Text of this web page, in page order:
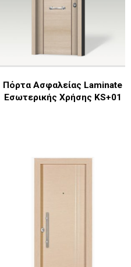
Πόρτα Ασφαλείας Laminate
Εσωτερικής Χρήσης KS+01